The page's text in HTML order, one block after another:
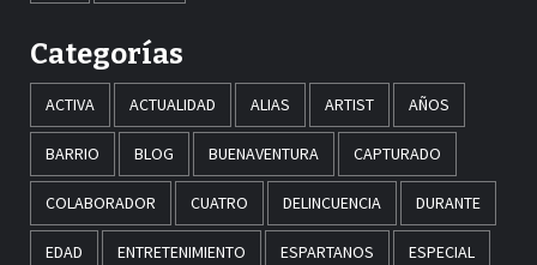
Categorías
ACTIVA ACTUALIDAD ALIAS ARTIST AÑOS
BARRIO BLOG BUENAVENTURA CAPTURADO
COLABORADOR CUATRO DELINCUENCIA DURANTE
EDAD ENTRETENIMIENTO ESPARTANOS ESPECIAL